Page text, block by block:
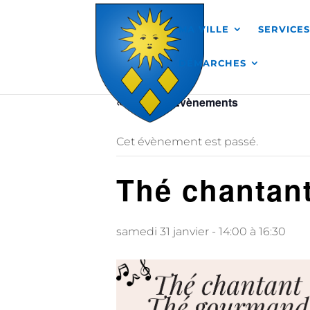
MA VILLE SERVICES
DÉMARCHES
« Tous les Évènements
Cet évènement est passé.
Thé
samedi 31 janvier - 14:00 à 16:30